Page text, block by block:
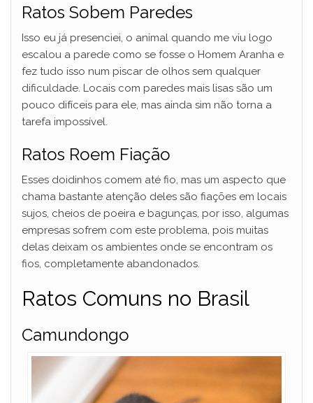
Ratos Sobem Paredes
Isso eu já presenciei, o animal quando me viu logo
escalou a parede como se fosse o Homem Aranha e
fez tudo isso num piscar de olhos sem qualquer
dificuldade. Locais com paredes mais lisas são um
pouco difíceis para ele, mas ainda sim não torna a
tarefa impossível.
Ratos Roem Fiação
Esses doidinhos comem até fio, mas um aspecto que
chama bastante atenção deles são fiações em locais
sujos, cheios de poeira e bagunças, por isso, algumas
empresas sofrem com este problema, pois muitas
delas deixam os ambientes onde se encontram os
fios, completamente abandonados.
Ratos Comuns no Brasil
Camundongo